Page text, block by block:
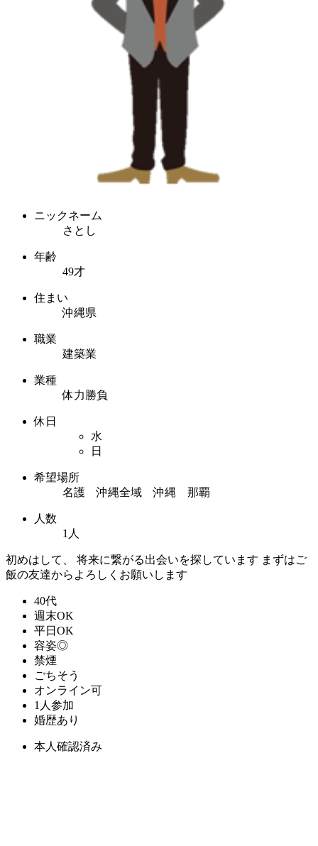
ニックネーム
さとし
年齢
49才
住まい
沖縄県
職業
建築業
業種
体力勝負
休日
水
日
希望場所
名護 沖縄全域 沖縄 那覇
人数
1人
初めはして、 将来に繋がる出会いを探しています まずはご
飯の友達からよろしくお願いします
40代
週末OK
平日OK
容姿◎
禁煙
ごちそう
オンライン可
1人参加
婚歴あり
本人確認済み